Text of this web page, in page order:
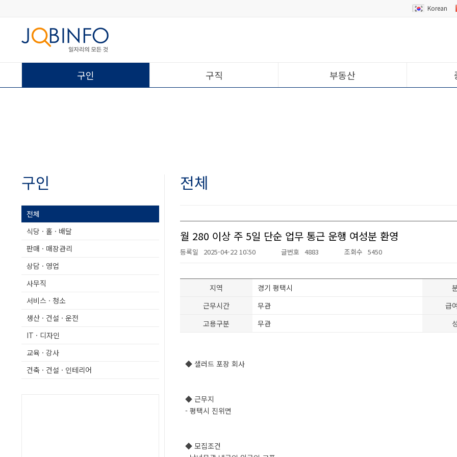
Korean
구인 구직 부동산
구인
전체
식당 · 홀 · 배달
판매 · 매장관리
상담 · 영업
사무직
서비스 · 청소
생산 · 건설 · 운전
IT · 디자인
교육 · 강사
건축 · 건설 · 인테리어
전체
월 280 이상 주 5일 단순 업무 통근 운행 여성분 환영
등록일 2025-04-22 10:50 글번호 4883 조회수 5450
지역 경기 평택시
근무시간
무관 급
고용구분
무관
◆ 샐러드 포장 회사
◆ 근무지
- 평택시 진위면
◆ 모집조건